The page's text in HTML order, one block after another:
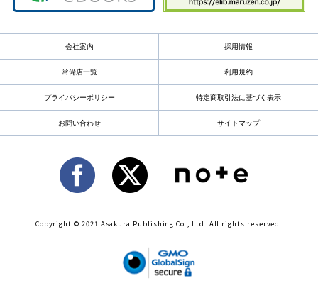
会社案内 採用情報
常備店一覧 利用規約
プライバシーポリシー 特定商取引法に基づく表示
お問い合わせ サイトマップ
Copyright © 2021 Asakura Publishing Co., Ltd. All rights reserved.